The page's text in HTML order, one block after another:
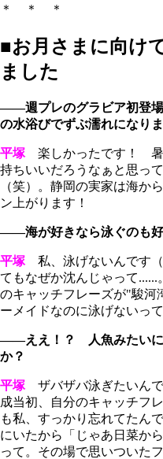
＊ ＊ ＊
■お月さまに向け
ました
――週プレのグラビア初登
の水浴びでずぶ濡れになりま
平塚楽しかったです！ 暑
持ちいいだろうなぁと思っ
（笑）。静岡の実家は海か
ン上がります！
――海が好きなら泳ぐのも好
平塚私、泳げないんです（
てもなぜか沈んじゃって
のキャッチフレーズが"駿河
ーメイドなのに泳げないっ
――ええ！？ 人魚みたいに
か？
平塚ザバザバ泳ぎたいんで
成当初、自分のキャッチフ
も私、すっかり忘れてたん
にいたから「じゃあ日菜か
って。その場で思いついた